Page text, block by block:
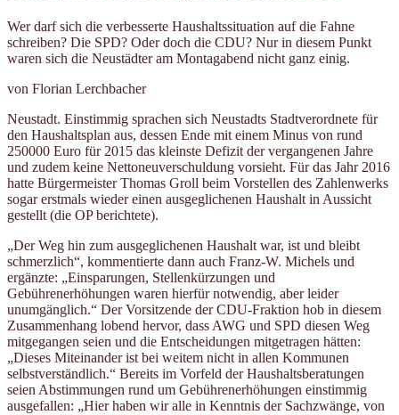
Wer darf sich die verbesserte Haushaltssituation auf die Fahne
schreiben? Die SPD? Oder doch die CDU? Nur in diesem Punkt
waren sich die Neustädter am Montagabend nicht ganz einig.
von Florian Lerchbacher
Neustadt. Einstimmig sprachen sich Neustadts Stadtverordnete für
den Haushaltsplan aus, dessen Ende mit einem Minus von rund
250000 Euro für 2015 das kleinste Defizit der vergangenen Jahre
und zudem keine Nettoneuverschuldung vorsieht. Für das Jahr 2016
hatte Bürgermeister Thomas Groll beim Vorstellen des Zahlenwerks
sogar erstmals wieder einen ausgeglichenen Haushalt in Aussicht
gestellt (die OP berichtete).
„Der Weg hin zum ausgeglichenen Haushalt war, ist und bleibt
schmerzlich“, kommentierte dann auch Franz-W. Michels und
ergänzte: „Einsparungen, Stellenkürzungen und
Gebührenerhöhungen waren hierfür notwendig, aber leider
unumgänglich.“ Der Vorsitzende der CDU-Fraktion hob in diesem
Zusammenhang lobend hervor, dass AWG und SPD diesen Weg
mitgegangen seien und die Entscheidungen mitgetragen hätten:
„Dieses Miteinander ist bei weitem nicht in allen Kommunen
selbstverständlich.“ Bereits im Vorfeld der Haushaltsberatungen
seien Abstimmungen rund um Gebührenerhöhungen einstimmig
ausgefallen: „Hier haben wir alle in Kenntnis der Sachzwänge, von